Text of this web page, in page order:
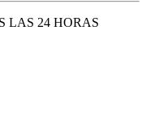
LAS 24 HORAS